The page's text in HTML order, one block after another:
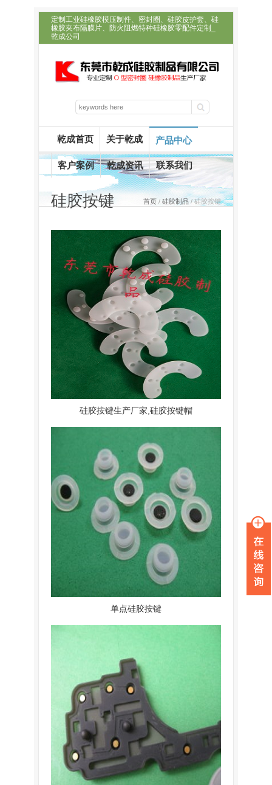
定制工业硅橡胶模压制件、密封圈、硅胶皮护套、硅
橡胶夹布隔膜片、防火阻燃特种硅橡胶零配件定制_
乾成公司
乾成首页 关于乾成 产品中心
客户案例 乾成资讯 联系我们
硅胶按键 首页 / 硅胶制品 / 硅胶按键
硅胶按键生产厂家,硅胶按键帽
单点硅胶按键